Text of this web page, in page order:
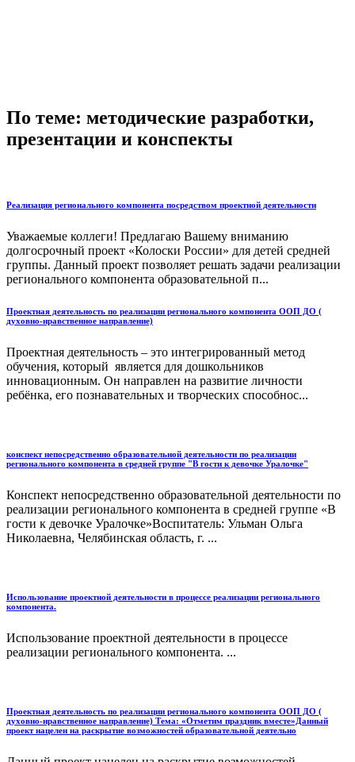
По теме: методические разработки,
презентации и конспекты
Реализация регионального компонента посредством проектной деятельности
Уважаемые коллеги! Предлагаю Вашему вниманию
долгосрочный проект «Колоски России» для детей средней
группы. Данный проект позволяет решать задачи реализации
регионального компонента образовательной п...
Проектная деятельность по реализации регионального компонента ООП ДО (
духовно-нравственное направление)
Проектная деятельность – это интегрированный метод
обучения, который является для дошкольников
инновационным. Он направлен на развитие личности
ребёнка, его познавательных и творческих способнос...
конспект непосредственно образовательной деятельности по реализации
регионального компонента в средней группе "В гости к девочке Уралочке"
Конспект непосредственно образовательной деятельности по
реализации регионального компонента в средней группе «В
гости к девочке Уралочке»Воспитатель: Ульман Ольга
Николаевна, Челябинская область, г. ...
Использование проектной деятельности в процессе реализации регионального
компонента.
Использование проектной деятельности в процессе
реализации регионального компонента. ...
Проектная деятельность по реализации регионального компонента ООП ДО (
духовно-нравственное направление) Тема: «Отметим праздник вместе»Данный
проект нацелен на раскрытие возможностей образовательной деятельно